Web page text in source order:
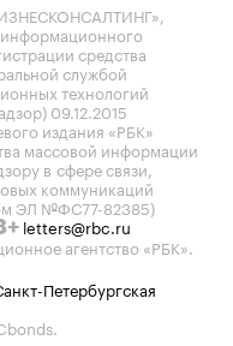
средства
службой
технологий
09.12.2015
издания «РБК»
массовой информации
в сфере связи,
коммуникаций
ЭЛ №ФС77-82385)
letters@rbc.ru
агентство «РБК».
Петербургская